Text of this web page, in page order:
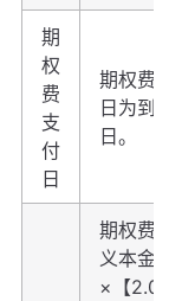
期
权
费
支
付
日
期权费支
日为到期
日。
期权费 =
义本金额
×【